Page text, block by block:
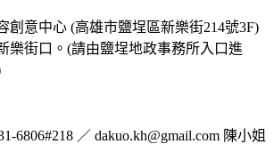
創意中心 (高雄市鹽埕區新樂街214號3F)
樂街口。(請由鹽埕地政事務所入口進
6806#218 ／ dakuo.kh@gmail.com 陳小姐